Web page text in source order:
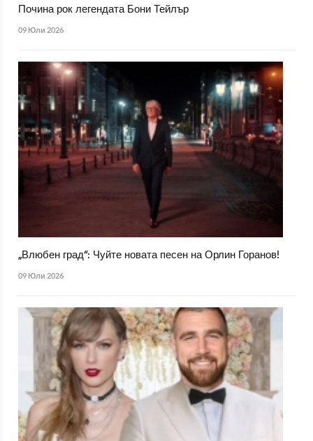
Почина рок легендата Бони Тейлър
09 Юли 2026
„Влюбен град“: Чуйте новата песен на Орлин Горанов!
09 Юли 2026